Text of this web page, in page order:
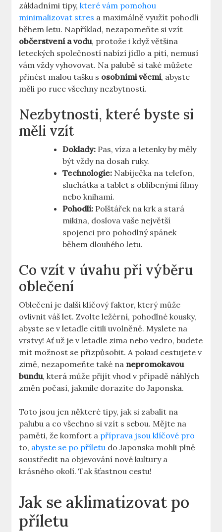
základními tipy,které vám pomohou
minimalizovat stres a maximálně využít pohodlí
během letu. Například, nezapomeňte si vzít
občerstvení a vodu, protože i když většina
leteckých společností nabízí jídlo a pití, nemusí
vám vždy vyhovovat. Na palubě si také můžete
přinést malou tašku s osobními věcmi, abyste
měli po ruce všechny nezbytnosti.
Nezbytnosti, které byste si
měli vzít
Doklady: Pas, víza a letenky by měly
být vždy na dosah ruky.
Technologie: Nabíječka na telefon,
sluchátka a tablet s oblíbenými filmy
nebo knihami.
Pohodlí: Polštářek na krk a stará
mikina, doslova vaše největší
spojenci pro pohodlný spánek
během dlouhého letu.
Co vzít v úvahu při výběru
oblečení
Oblečení je další klíčový faktor, který může
ovlivnit váš let. Zvolte ležérní, pohodlné kousky,
abyste se v letadle cítili uvolněně. Myslete na
vrstvy! Ať už je v letadle zima nebo vedro, budete
mít možnost se přizpůsobit. A pokud cestujete v
zimě, nezapomeňte také na nepromokavou
bundu, která může přijít vhod v případě náhlých
změn počasí, jakmile dorazíte do Japonska.
Toto jsou jen některé tipy, jak si zabalit na
palubu a co všechno si vzít s sebou. Mějte na
paměti, že komfort a příprava jsou klíčové pro
to, abyste se po příletu do Japonska mohli plně
soustředit na objevování nové kultury a
krásného okolí. Tak šťastnou cestu!
Jak se aklimatizovat po
příletu